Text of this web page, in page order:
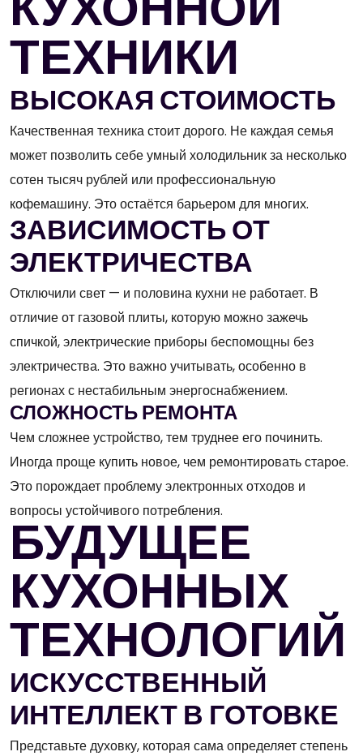
ТЕХНИКИ
ВЫСОКАЯ СТОИМОСТЬ
Качественная техника стоит дорого. Не каждая семья
может позволить себе умный холодильник за несколько
сотен тысяч рублей или профессиональную
кофемашину. Это остаётся барьером для многих.
ЗАВИСИМОСТЬ ОТ
ЭЛЕКТРИЧЕСТВА
Отключили свет — и половина кухни не работает. В
отличие от газовой плиты, которую можно зажечь
спичкой, электрические приборы беспомощны без
электричества. Это важно учитывать, особенно в
регионах с нестабильным энергоснабжением.
СЛОЖНОСТЬ РЕМОНТА
Чем сложнее устройство, тем труднее его починить.
Иногда проще купить новое, чем ремонтировать старое.
Это порождает проблему электронных отходов и
вопросы устойчивого потребления.
БУДУЩЕЕ
КУХОННЫХ
ТЕХНОЛОГИЙ
ИСКУССТВЕННЫЙ
ИНТЕЛЛЕКТ В ГОТОВКЕ
Представьте духовку, которая сама определяет степень